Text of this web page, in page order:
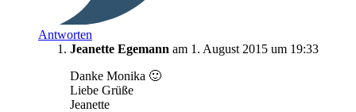
Antworten
Jeanette Egemann am 1. August 2015 um 19:33
Danke Monika 🙂
Liebe Grüße
Jeanette